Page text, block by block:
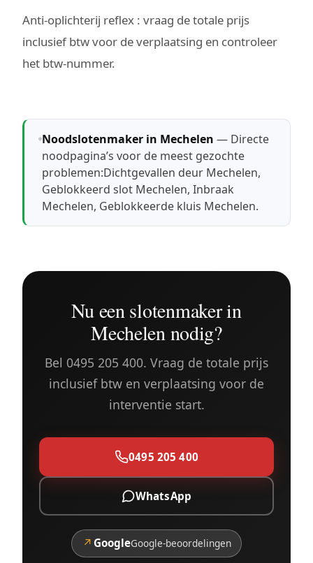
Anti-oplichterij reflex : vraag de totale prijs
inclusief btw voor de verplaatsing en controleer
het btw-nummer.
Noodslotenmaker in Mechelen — Directe
noodpagina’s voor de meest gezochte
problemen:Dichtgevallen deur Mechelen,
Geblokkeerd slot Mechelen,Inbraak
Mechelen, Geblokkeerde kluis Mechelen.
Nu een slotenmaker in
Mechelen nodig?
Bel 0495 205 400. Vraag de totale prijs
inclusief btw en verplaatsing voor de
interventie start.
0495 205 400
WhatsApp
↗ GoogleGoogle-beoordelingen